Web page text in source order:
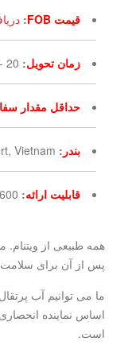
قیمت FOB :
زمان تحویل: 20 -25 روزها پس از تأیید سفارش
حداقل مقدار
بندر :
Vietnam
قابلیت ارائه: 600 Container بیست-Foot/ماه ها
پس از آن برای
است.